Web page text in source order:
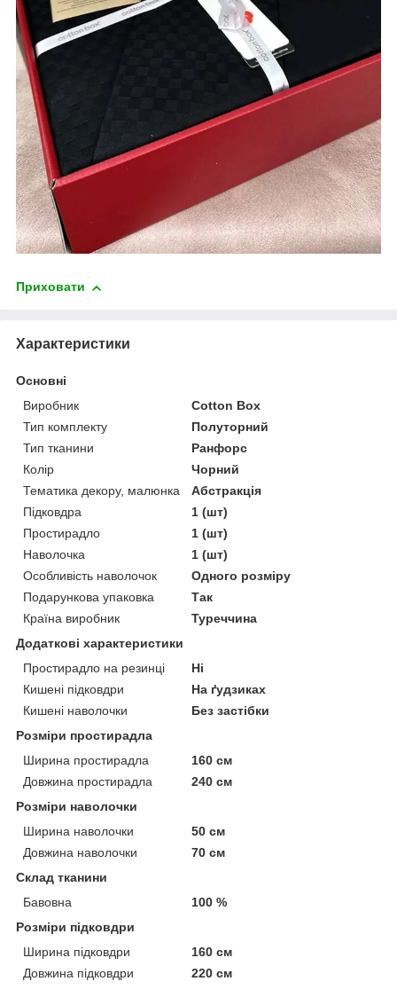
Приховати
Характеристики
Основні
Виробник
Cotton Box
Тип комплекту
Полуторний
Тип тканини
Ранфорс
Колір
Чорний
Тематика декору, малюнка
Абстракція
Підковдра
1 (шт)
Простирадло
1 (шт)
Наволочка
1 (шт)
Особливість наволочок
Одного розміру
Подарункова упаковка
Так
Країна виробник
Туреччина
Додаткові характеристики
Простирадло на резинці
Ні
Кишені підковдри
На ґудзиках
Кишені наволочки
Без застібки
Розміри простирадла
Ширина простирадла
160 см
Довжина простирадла
240 см
Розміри наволочки
Ширина наволочки
50 см
Довжина наволочки
70 см
Склад тканини
Бавовна
100 %
Розміри підковдри
Ширина підковдри
160 см
Довжина підковдри
220 см